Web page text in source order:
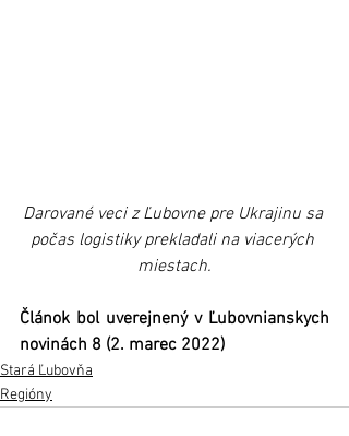
Darované veci z Ľubovne pre Ukrajinu sa
počas logistiky prekladali na viacerých
miestach.
Článok bol uverejnený v Ľubovnianskych
novinách 8 (2. marec 2022)
Stará Ľubovňa
Regióny